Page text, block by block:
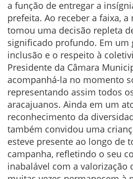
a função de entregar a
prefeita. Ao receber a faixa, a
tomou uma decisão repleta
significado profundo. Em um
inclusão e o respeito à
Presidente da Câmara
acompanhá-la no momento
representando assim todos
aracajuanos. Ainda em um
reconhecimento da
também convidou uma
esteve presente ao longo de
campanha, refletindo o seu
inabalável com a valorização